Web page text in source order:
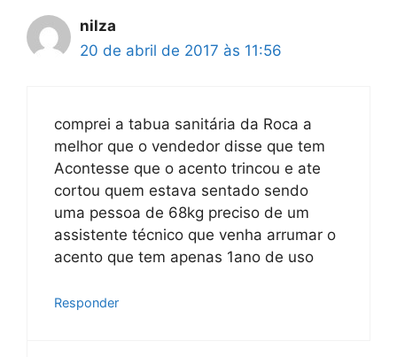
nilza
20 de abril de 2017 às 11:56
comprei a tabua sanitária da Roca a
melhor que o vendedor disse que tem
Acontesse que o acento trincou e ate
cortou quem estava sentado sendo
uma pessoa de 68kg preciso de um
assistente técnico que venha arrumar o
acento que tem apenas 1ano de uso
Responder